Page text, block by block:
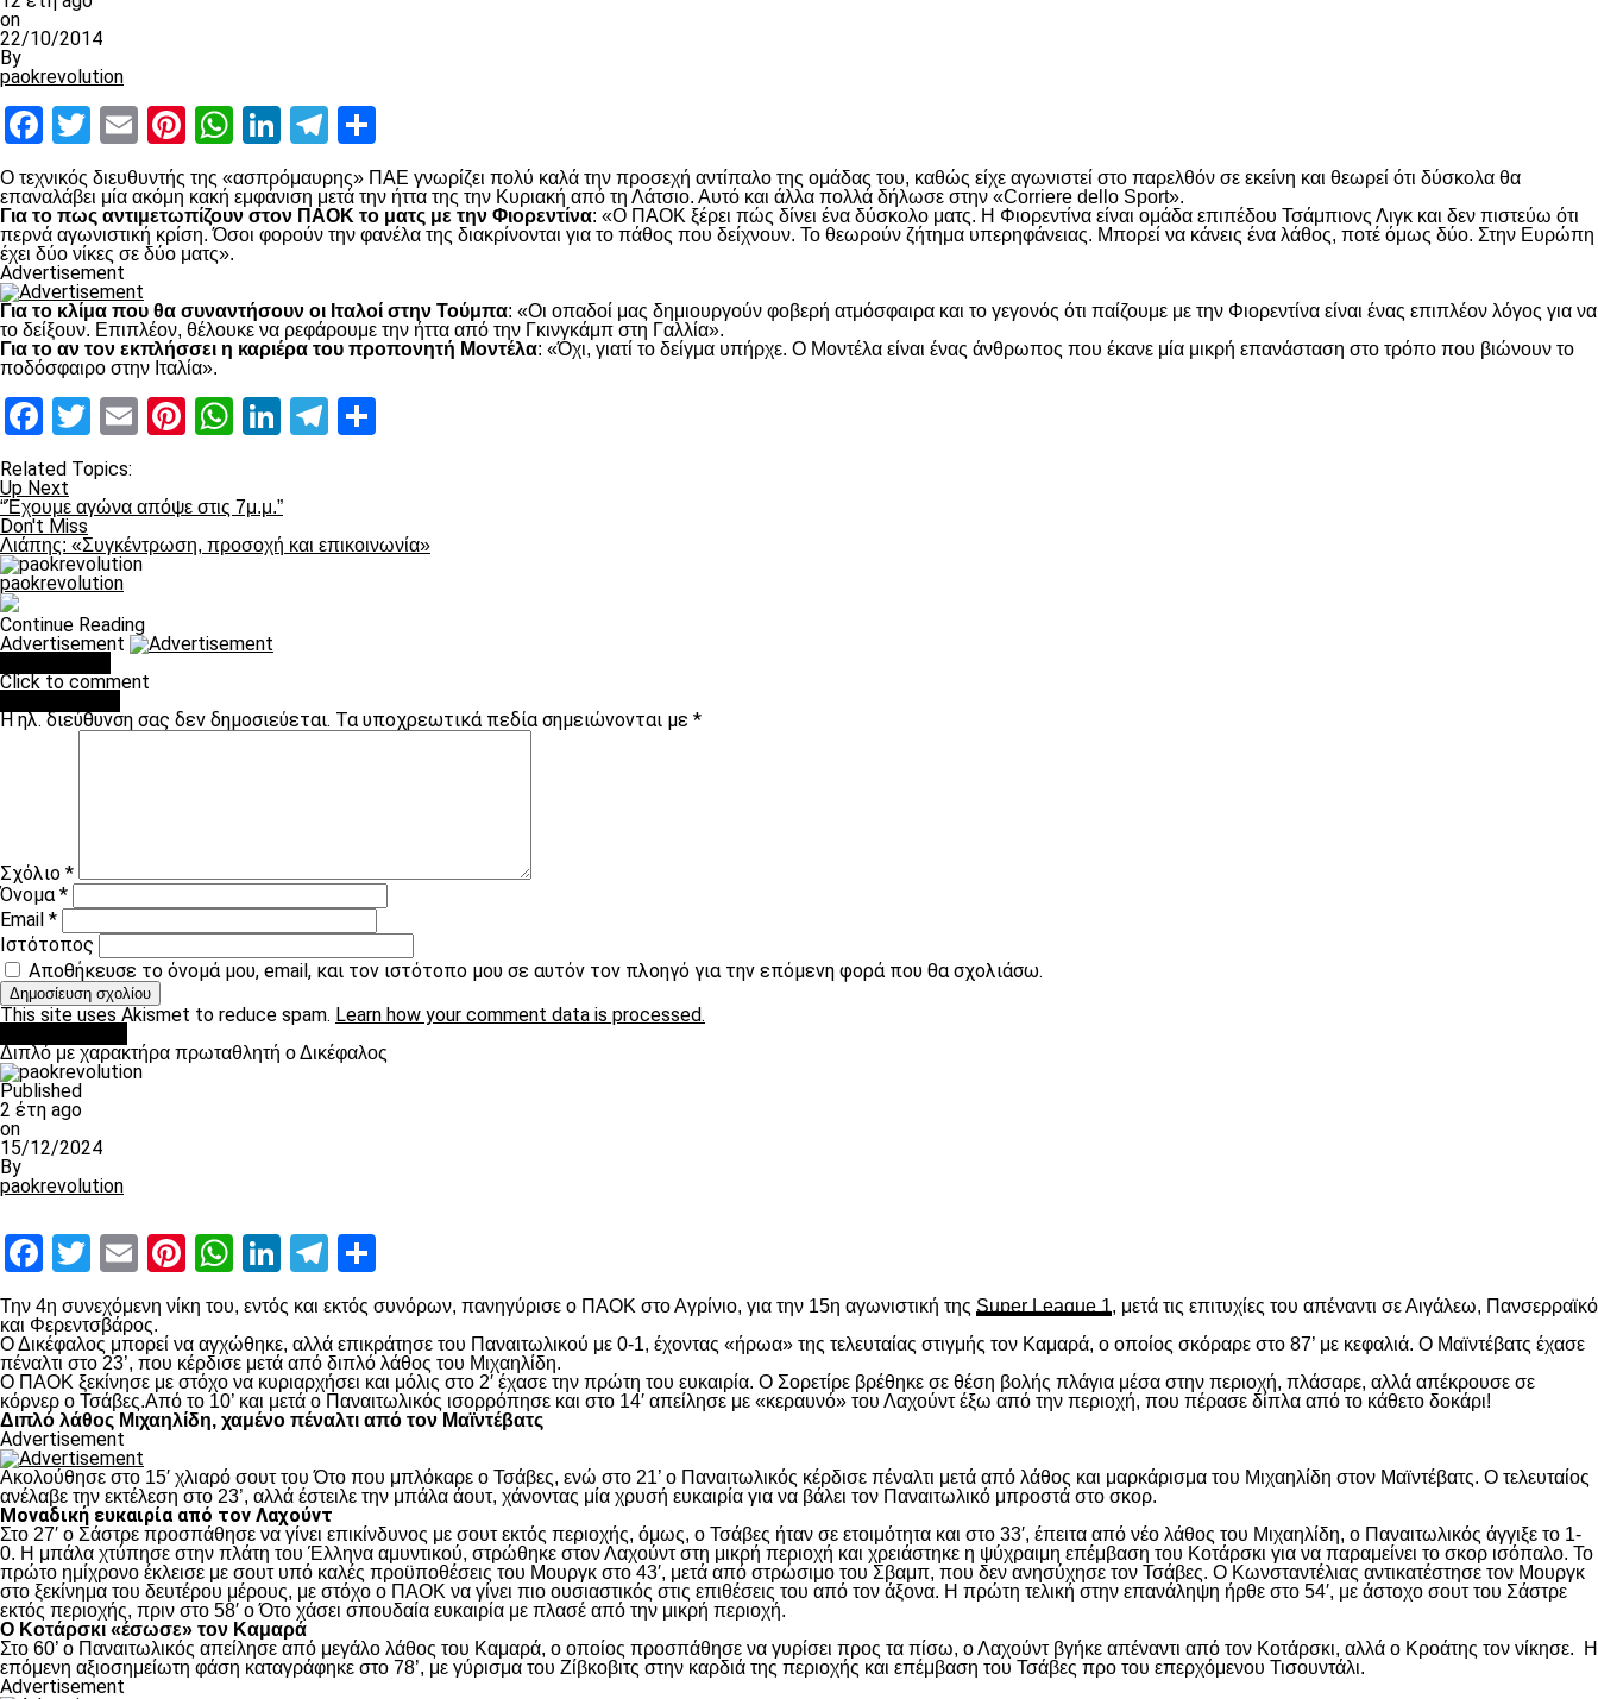
on
22/10/2014
By
paokrevolution
Facebook
Twitter
EmailPinterest
WhatsApp
LinkedIn
Telegram
Ο τεχνικός διευθυντής της «ασπρόμαυρης» ΠΑΕ γνωρίζει πολύ καλά την προσεχή αντίπαλο της ομάδας του, καθώς είχε αγωνιστεί στο παρελθόν σε εκείνη και θεωρεί ότι δύσκολα θα
επαναλάβει μία ακόμη κακή εμφάνιση μετά την ήττα της την Κυριακή από τη Λάτσιο. Αυτό και άλλα πολλά δήλωσε στην «Corriere dello Sport».
Για το πως αντιμετωπίζουν στον ΠΑΟΚ το ματς με την Φιορεντίνα: «Ο ΠΑΟΚ ξέρει πώς δίνει ένα δύσκολο ματς. Η Φιορεντίνα είναι ομάδα επιπέδου Τσάμπιονς Λιγκ και δεν πιστεύω ότι
περνά αγωνιστική κρίση. Όσοι φορούν την φανέλα της διακρίνονται για το πάθος που δείχνουν. Το θεωρούν ζήτημα υπερηφάνειας. Μπορεί να κάνεις ένα λάθος, ποτέ όμως δύο. Στην Ευρώπη
έχει δύο νίκες σε δύο ματς».
Advertisement
Για το κλίμα που θα συναντήσουν οι Ιταλοί στην Τούμπα: «Οι οπαδοί μας δημιουργούν φοβερή ατμόσφαιρα και το γεγονός ότι παίζουμε με την Φιορεντίνα είναι ένας επιπλέον λόγος για να
το δείξουν. Επιπλέον, θέλουκε να ρεφάρουμε την ήττα από την Γκινγκάμπ στη Γαλλία».
Για το αν τον εκπλήσσει η καριέρα του προπονητή Μοντέλα: «Όχι, γιατί το δείγμα υπήρχε. Ο Μοντέλα είναι ένας άνθρωπος που έκανε μία μικρή επανάσταση στο τρόπο που βιώνουν το
ποδόσφαιρο στην Ιταλία».
Facebook
Twitter
EmailPinterest
WhatsApp
LinkedIn
Telegram
Related Topics:
Up Next
“Έχουμε αγώνα απόψε στις 7μ.μ.”
Don't Miss
Λιάπης: «Συγκέντρωση, προσοχή και επικοινωνία»
paokrevolution
Continue Reading
Advertisement
Click to comment
Η ηλ. διεύθυνση σας δεν δημοσιεύεται. Τα υποχρεωτικά πεδία σημειώνονται με *
Σχόλιο *
Όνομα*
Email *
Ιστότοπος
Αποθήκευσε το όνομά μου, email, και τον ιστότοπο μου σε αυτόν τον πλοηγό για την επόμενη φορά που θα σχολιάσω.
This site uses Akismet to reduce spam. Learn how your comment data is processed.
Διπλό με χαρακτήρα πρωταθλητή ο Δικέφαλος
Published
2 έτη ago
on
15/12/2024
By
paokrevolution
Facebook
Twitter
EmailPinterest
WhatsApp
LinkedIn
Telegram
Την 4η συνεχόμενη νίκη του, εντός και εκτός συνόρων, πανηγύρισε ο ΠΑΟΚ στο Αγρίνιο, για την 15η αγωνιστική της Super League 1, μετά τις επιτυχίες του απέναντι σε Αιγάλεω, Πανσερραϊκό
και Φερεντσβάρος.
Ο Δικέφαλος μπορεί να αγχώθηκε, αλλά επικράτησε του Παναιτωλικού με 0-1, έχοντας «ήρωα» της τελευταίας στιγμής τον Καμαρά, ο οποίος σκόραρε στο 87’ με κεφαλιά. Ο Μαϊντέβατς έχασε
πέναλτι στο 23’, που κέρδισε μετά από διπλό λάθος του Μιχαηλίδη.
Ο ΠΑΟΚ ξεκίνησε με στόχο να κυριαρχήσει και μόλις στο 2′ έχασε την πρώτη του ευκαιρία. Ο Σορετίρε βρέθηκε σε θέση βολής πλάγια μέσα στην περιοχή, πλάσαρε, αλλά απέκρουσε σε
κόρνερ ο Τσάβες.Από το 10’ και μετά ο Παναιτωλικός ισορρόπησε και στο 14′ απείλησε με «κεραυνό» του Λαχούντ έξω από την περιοχή, που πέρασε δίπλα από το κάθετο δοκάρι!
Διπλό λάθος Μιχαηλίδη, χαμένο πέναλτι από τον Μαϊντέβατς
Advertisement
Ακολούθησε στο 15′ χλιαρό σουτ του Ότο που μπλόκαρε ο Τσάβες, ενώ στο 21’ ο Παναιτωλικός κέρδισε πέναλτι μετά από λάθος και μαρκάρισμα του Μιχαηλίδη στον Μαϊντέβατς. Ο τελευταίος
ανέλαβε την εκτέλεση στο 23’, αλλά έστειλε την μπάλα άουτ, χάνοντας μία χρυσή ευκαιρία για να βάλει τον Παναιτωλικό μπροστά στο σκορ.
Μοναδική ευκαιρία από τον Λαχούντ
Στο 27′ ο Σάστρε προσπάθησε να γίνει επικίνδυνος με σουτ εκτός περιοχής, όμως, ο Τσάβες ήταν σε ετοιμότητα και στο 33′, έπειτα από νέο λάθος του Μιχαηλίδη, ο Παναιτωλικός άγγιξε το 1-
0. Η μπάλα χτύπησε στην πλάτη του Έλληνα αμυντικού, στρώθηκε στον Λαχούντ στη μικρή περιοχή και χρειάστηκε η ψύχραιμη επέμβαση του Κοτάρσκι για να παραμείνει το σκορ ισόπαλο. Το
πρώτο ημίχρονο έκλεισε με σουτ υπό καλές προϋποθέσεις του Μουργκ στο 43′, μετά από στρώσιμο του Σβαμπ, που δεν ανησύχησε τον Τσάβες. Ο Κωνσταντέλιας αντικατέστησε τον Μουργκ
στο ξεκίνημα του δευτέρου μέρους, με στόχο ο ΠΑΟΚ να γίνει πιο ουσιαστικός στις επιθέσεις του από τον άξονα. Η πρώτη τελική στην επανάληψη ήρθε στο 54′, με άστοχο σουτ του Σάστρε
εκτός περιοχής, πριν στο 58′ ο Ότο χάσει σπουδαία ευκαιρία με πλασέ από την μικρή περιοχή.
Ο Κοτάρσκι «έσωσε» τον Καμαρά
Στο 60’ ο Παναιτωλικός απείλησε από μεγάλο λάθος του Καμαρά, ο οποίος προσπάθησε να γυρίσει προς τα πίσω, ο Λαχούντ βγήκε απέναντι από τον Κοτάρσκι, αλλά ο Κροάτης τον νίκησε. Η
επόμενη αξιοσημείωτη φάση καταγράφηκε στο 78’, με γύρισμα του Ζίβκοβιτς στην καρδιά της περιοχής και επέμβαση του Τσάβες προ του επερχόμενου Τισουντάλι.
Advertisement